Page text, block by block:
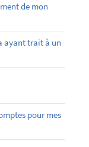
de mon
ayant trait à un
pour mes